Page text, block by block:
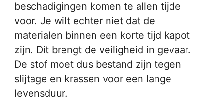
beschadigingen komen te allen tijde
voor. Je wilt echter niet dat de
materialen binnen een korte tijd kapot
zijn. Dit brengt de veiligheid in gevaar.
De stof moet dus bestand zijn tegen
slijtage en krassen voor een lange
levensduur.